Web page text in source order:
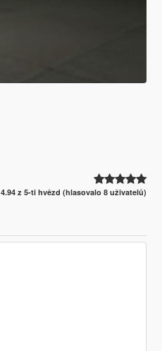
4.94 z 5-ti hvězd (hlasovalo 8 uživatelů)